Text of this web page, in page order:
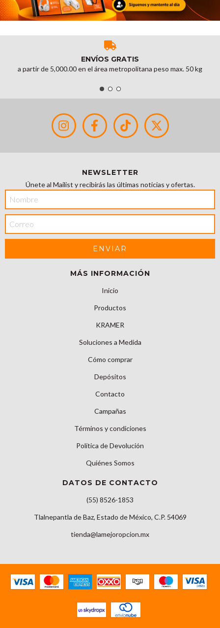
ENVÍOS GRATIS
a partir de 5,000.00 en el área metropolitana peso max. 50 kg
NEWSLETTER
Únete al Mailist y recibirás las últimas noticias y ofertas.
MÁS INFORMACIÓN
Inicio
Productos
KRAMER
Soluciones a Medida
Cómo comprar
Depósitos
Contacto
Campañas
Términos y condiciones
Política de Devolución
Quiénes Somos
DATOS DE CONTACTO
(55) 8526-1853
Tlalnepantla de Baz, Estado de México, C.P. 54069
tienda@lamejoropcion.mx